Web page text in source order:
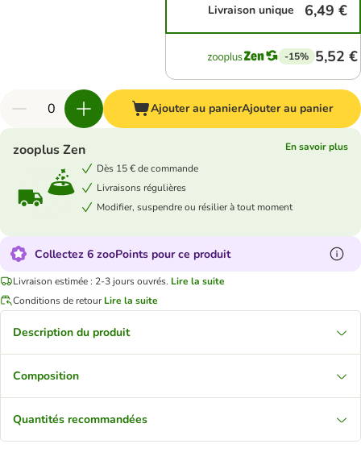
Livraison unique 6,49 €
-15% 5,52 €
Ajouter au panierAjouter au panier
zooplus Zen
En savoir plus
Dès 15 € de commande
Livraisons régulières
Modifier, suspendre ou résilier à tout moment
Collectez 6 zooPoints pour ce produit
Livraison estimée : 2-3 jours ouvrés. Lire la suite
Conditions de retour Lire la suite
Description du produit
Composition
Quantités recommandées